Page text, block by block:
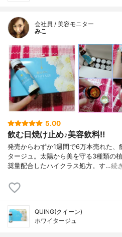
会社員 / 美容モニター
みこ
5.00
飲む日焼け止め♪美容飲料‼
発売からわずか1週間で6万本売れた、
タージュ。太陽から美を守る3種類の
奨量配合したハイクラス処方。す…続
QUING(クイーン)
ホワイタージュ